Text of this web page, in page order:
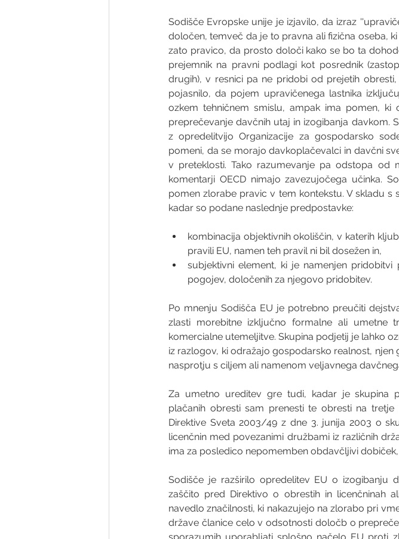
Sodišče Evropske unije je izjavilo, da izraz
določen, temveč da je to pravna ali fizična oseba,
zato pravico, da prosto določi kako se bo ta
prejemnik na pravni podlagi kot posrednik
drugih), v resnici pa ne pridobi od prejetih
pojasnilo, da pojem upravičenega lastnika
ozkem tehničnem smislu, ampak ima pomen, ki
preprečevanje davčnih utaj in izogibanja davkom.
z opredelitvijo Organizacije za gospodarsko
pomeni, da se morajo davkoplačevalci in davčni
v preteklosti. Tako razumevanje pa odstopa od
komentarji OECD nimajo zavezujočega učinka.
pomen zlorabe pravic v tem kontekstu. V skladu
kadar so podane naslednje predpostavke:
kombinacija objektivnih okoliščin, v katerih
pravili EU, namen teh pravil ni bil dosežen in,
subjektivni element, ki je namenjen
pogojev, določenih za njegovo pridobitev.
Po mnenju Sodišča EU je potrebno preučiti
zlasti morebitne izključno formalne ali umetne
komercialne utemeljitve. Skupina podjetij je lahko
iz razlogov, ki odražajo gospodarsko realnost,
nasprotju s ciljem ali namenom veljavnega
Za umetno ureditev gre tudi, kadar je skupina
plačanih obresti sam prenesti te obresti na
Direktive Sveta 2003/49 z dne 3. junija 2003 o
licenčnin med povezanimi družbami iz različnih
ima za posledico nepomemben obdavčljivi
Sodišče je razširilo opredelitev EU o izogibanju
zaščito pred Direktivo o obrestih in licenčninah
navedlo značilnosti, ki nakazujejo na zlorabo pri
države članice celo v odsotnosti določb o